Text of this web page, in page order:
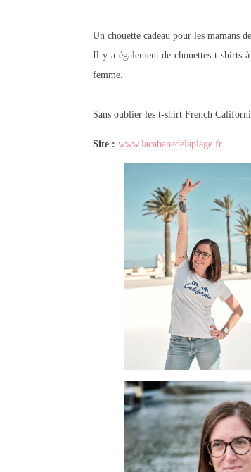
Un chouette cadeau pour les mamans
Il y a également de chouettes t-shirts
femme.
Sans oublier les t-shirt French
Site : www.lacabanedelaplage.fr